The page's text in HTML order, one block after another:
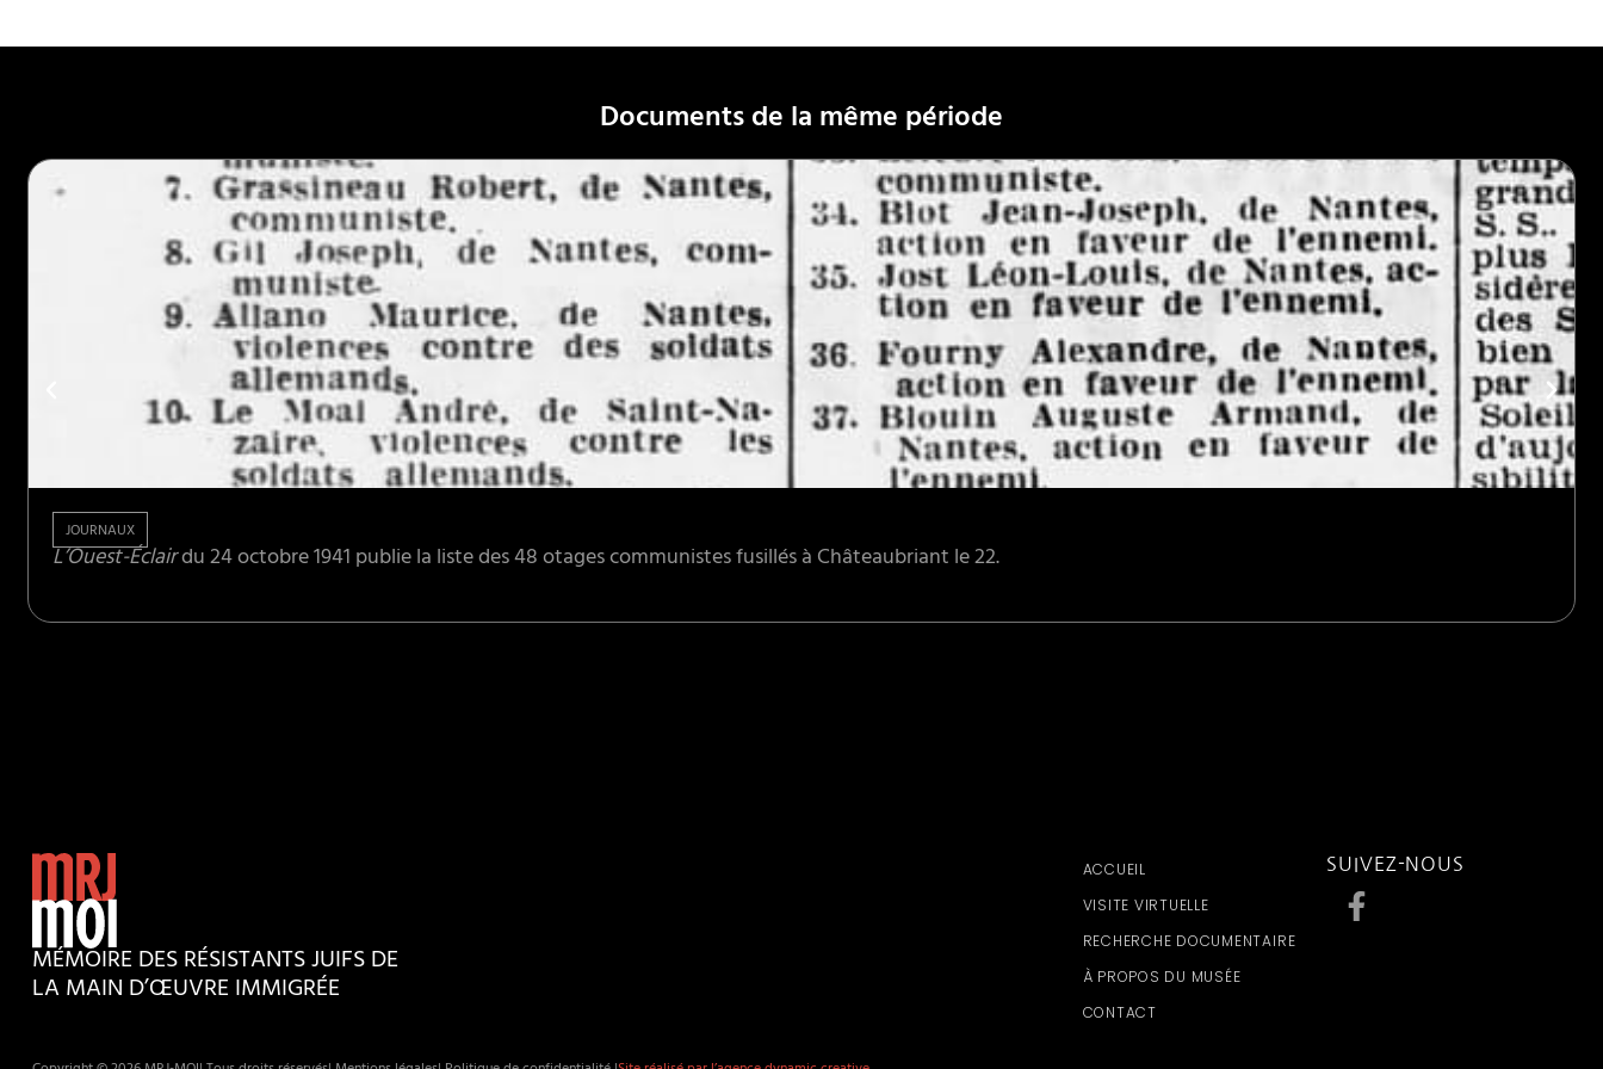
Documents de la même période
JOURNAUX
L’Ouest-Éclairdu 24 octobre 1941 publie la liste des 48 otages communistes fusillés à Châteaubriant le 22.
MÉMOIRE DES RÉSISTANTS JUIFS DE
LA MAIN D’ŒUVRE IMMIGRÉE
ACCUEIL
VISITE VIRTUELLE
RECHERCHE DOCUMENTAIRE
À PROPOS DU MUSÉE
CONTACT
SUIVEZ-NOUS